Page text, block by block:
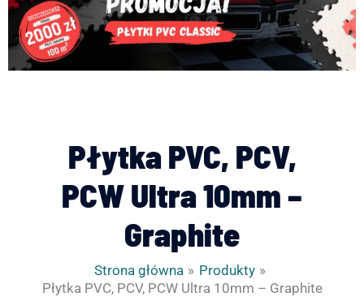
Płytka PVC, PCV,
PCW Ultra 10mm –
Graphite
Strona główna
Produkty
Płytka PVC, PCV, PCW Ultra 10mm – Graphite